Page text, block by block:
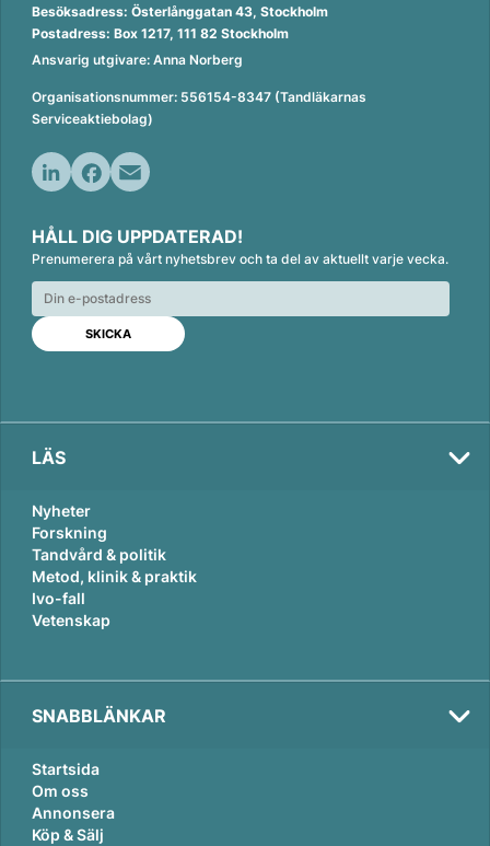
Besöksadress: Österlånggatan 43, Stockholm
Postadress: Box 1217, 111 82 Stockholm
Ansvarig utgivare: Anna Norberg
Organisationsnummer: 556154-8347 (Tandläkarnas
Serviceaktiebolag)
n
k
e
d
n
c
e
b
o
o
k
a
i
l
HÅLL DIG UPPDATERAD!
Prenumerera på vårt nyhetsbrev och ta del av aktuellt varje vecka.
LÄS
Nyheter
Forskning
Tandvård & politik
Metod, klinik & praktik
Ivo-fall
Vetenskap
SNABBLÄNKAR
Startsida
Om oss
Annonsera
Köp & Sälj